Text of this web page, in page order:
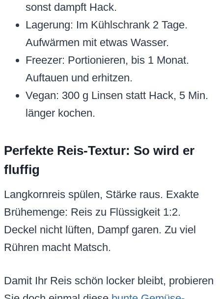
sonst dampft Hack.
Lagerung: Im Kühlschrank 2 Tage.
Aufwärmen mit etwas Wasser.
Freezer: Portionieren, bis 1 Monat.
Auftauen und erhitzen.
Vegan: 300 g Linsen statt Hack, 5 Min.
länger kochen.
Perfekte Reis-Textur: So wird er
fluffig
Langkornreis spülen, Stärke raus. Exakte
Brühemenge: Reis zu Flüssigkeit 1:2.
Deckel nicht lüften, Dampf garen. Zu viel
Rühren macht Matsch.
Damit Ihr Reis schön locker bleibt, probieren